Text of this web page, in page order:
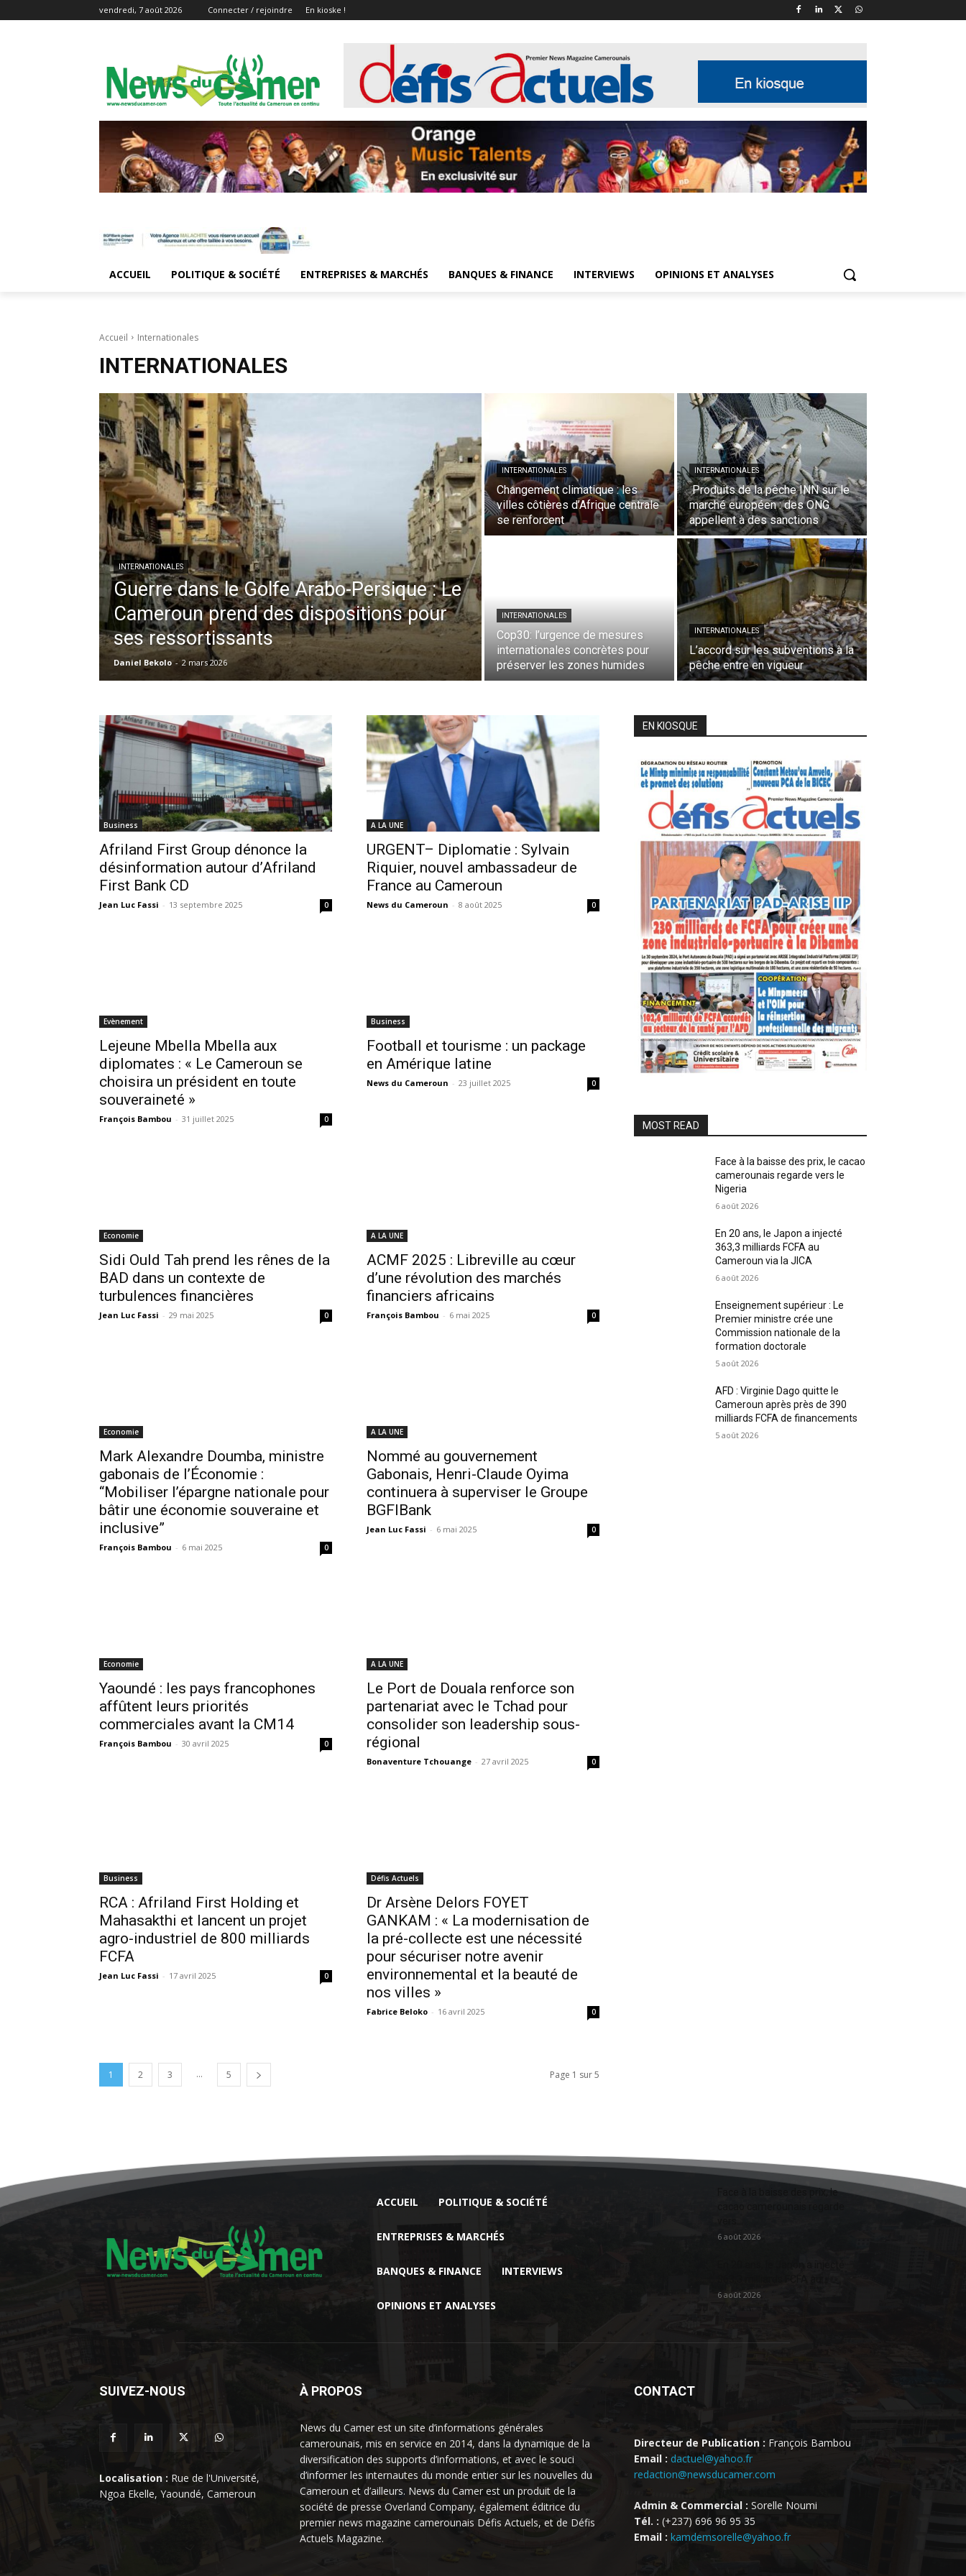
vendredi, 7 août 2026 Connecter / rejoindre En kioske !
ACCUEIL POLITIQUE & SOCIÉTÉ ENTREPRISES & MARCHÉS BANQUES & FINANCE INTERVIEWS OPINIONS ET ANALYSES
Accueil Internationales
INTERNATIONALES
INTERNATIONALES
Guerre dans le Golfe Arabo-Persique : Le
Cameroun prend des dispositions pour
ses ressortissants
Daniel Bekolo - 2 mars 2026
INTERNATIONALES
Changement climatique : les
villes côtières d’Afrique centrale
se renforcent
INTERNATIONALES
Produits de la pêche INN sur le
marché européen : des ONG
appellent à des sanctions
INTERNATIONALES
Cop30: l’urgence de mesures
internationales concrètes pour
préserver les zones humides
INTERNATIONALES
L’accord sur les subventions à la
pêche entre en vigueur
Business
Afriland First Group dénonce la
désinformation autour d’Afriland
First Bank CD
Jean Luc Fassi - 13 septembre 2025 0
A LA UNE
URGENT– Diplomatie : Sylvain
Riquier, nouvel ambassadeur de
France au Cameroun
News du Cameroun - 8 août 2025 0
Evènement
Lejeune Mbella Mbella aux
diplomates : « Le Cameroun se
choisira un président en toute
souveraineté »
François Bambou - 31 juillet 2025 0
Business
Football et tourisme : un package
en Amérique latine
News du Cameroun - 23 juillet 2025 0
Economie
Sidi Ould Tah prend les rênes de la
BAD dans un contexte de
turbulences financières
Jean Luc Fassi - 29 mai 2025 0
A LA UNE
ACMF 2025 : Libreville au cœur
d’une révolution des marchés
financiers africains
François Bambou - 6 mai 2025 0
Economie
Mark Alexandre Doumba, ministre
gabonais de l’Économie :
“Mobiliser l’épargne nationale pour
bâtir une économie souveraine et
inclusive”
François Bambou - 6 mai 2025 0
A LA UNE
Nommé au gouvernement
Gabonais, Henri-Claude Oyima
continuera à superviser le Groupe
BGFIBank
Jean Luc Fassi - 6 mai 2025 0
Economie
Yaoundé : les pays francophones
affûtent leurs priorités
commerciales avant la CM14
François Bambou - 30 avril 2025 0
A LA UNE
Le Port de Douala renforce son
partenariat avec le Tchad pour
consolider son leadership sous-
régional
Bonaventure Tchouange - 27 avril 2025 0
Business
RCA : Afriland First Holding et
Mahasakthi et lancent un projet
agro-industriel de 800 milliards
FCFA
Jean Luc Fassi - 17 avril 2025 0
Défis Actuels
Dr Arsène Delors FOYET
GANKAM : « La modernisation de
la pré-collecte est une nécessité
pour sécuriser notre avenir
environnemental et la beauté de
nos villes »
Fabrice Beloko - 16 avril 2025 0
1 2 3 ... 5 Page 1 sur 5
EN KIOSQUE
MOST READ
Face à la baisse des prix, le cacao
camerounais regarde vers le
Nigeria
6 août 2026
En 20 ans, le Japon a injecté
363,3 milliards FCFA au
Cameroun via la JICA
6 août 2026
Enseignement supérieur : Le
Premier ministre crée une
Commission nationale de la
formation doctorale
5 août 2026
AFD : Virginie Dago quitte le
Cameroun après près de 390
milliards FCFA de financements
5 août 2026
ACCUEIL POLITIQUE & SOCIÉTÉ
ENTREPRISES & MARCHÉS
BANQUES & FINANCE INTERVIEWS
OPINIONS ET ANALYSES
Face à la baisse des prix, le
6 août 2026
6 août 2026
SUIVEZ-NOUS
Localisation : Rue de l'Université,
Ngoa Ekelle, Yaoundé, Cameroun
À PROPOS
News du Camer est un site d’informations générales
camerounais, mis en service en 2014, dans la dynamique de la
diversification des supports d’informations, et avec le souci
d’informer les internautes du monde entier sur les nouvelles du
Cameroun et d’ailleurs. News du Camer est un produit de la
société de presse Overland Company, également éditrice du
premier news magazine camerounais Défis Actuels, et de Défis
Actuels Magazine.
CONTACT
Directeur de Publication : François Bambou
Email : dactuel@yahoo.fr
redaction@newsducamer.com
Admin & Commercial : Sorelle Noumi
Tél. : (+237) 696 96 95 35
Email : kamdemsorelle@yahoo.fr